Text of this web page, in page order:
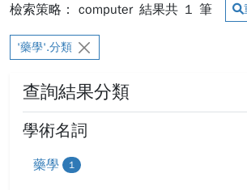
檢索策略： computer 結果共 1 筆
'藥學'.分類
查詢結果分類
學術名詞
藥學 1